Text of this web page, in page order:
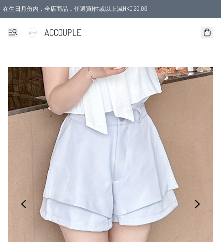
在生日月份内，全店商品，任選買1件或以上減HKD 20.00
ACCOUPLE